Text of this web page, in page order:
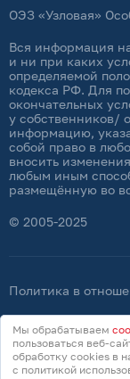
ОЭЗ «Узловая»
Вся информация
и ни при каких
определяемой
кодекса РФ. Для
окончательных
у собственников/
информацию,
собой право в
вносить
любым иным
размещённую во
© 2005-2025
Политика в
Политика в
Согласие на
Мы обрабатываем
пользоваться веб-
обработку сookies в
с политикой